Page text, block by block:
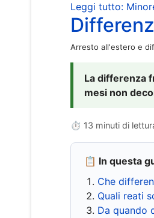
Leggi tutto:
Arresto all'estero e
La differenza
mesi non
⏱ 13 minuti di
📋 In questa
Che
Quali reati
Da quando